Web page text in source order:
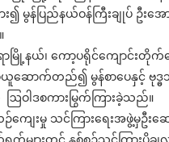
မွန်ပြည်နယ်ဝန်ကြီးချုပ် ဦးအော
နယ်၊ ကော့ပရိုင်ကျောင်းတိုက်တ
ယူ‌ဆောက်တည်၍ မွန်စာပေနှင့် ဗုဒ္
ဝါဒစကားမြွက်ကြားခဲ့သည်။
ျေးမှု သင်ကြားရေးအဖွဲ့မှဦးဆ